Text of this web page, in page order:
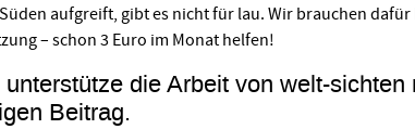
aufgreift, gibt es nicht für lau. Wir brauchen dafür
– schon 3 Euro im Monat helfen!
die Arbeit von welt-sichten
Beitrag.